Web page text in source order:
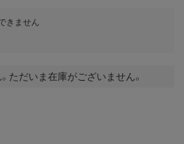
きません
ただいま在庫がございません。